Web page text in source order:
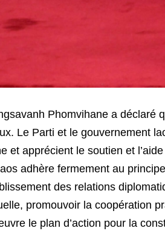
Phomvihane a déclaré
Le Parti et le gouvernement
et apprécient le soutien et
adhère fermement au
des relations
promouvoir la coopération
le plan d’action pour la